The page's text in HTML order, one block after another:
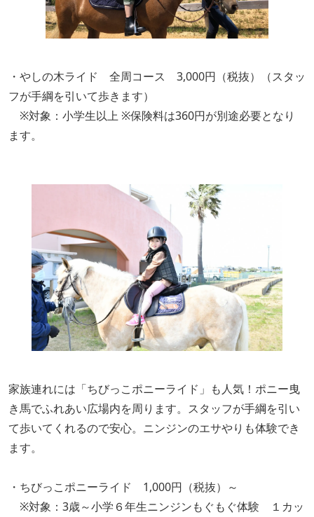
・やしの木ライド 全周コース 3,000円（税抜）（スタッ
フが手綱を引いて歩きます）
※対象：小学生以上 ※保険料は360円が別途必要となり
ます。
家族連れには「ちびっこポニーライド」も人気！ポニー曳
き馬でふれあい広場内を周ります。スタッフが手綱を引い
て歩いてくれるので安心。ニンジンのエサやりも体験でき
ます。
・ちびっこポニーライド 1,000円（税抜）～
※対象：3歳～小学６年生ニンジンもぐもぐ体験 １カッ